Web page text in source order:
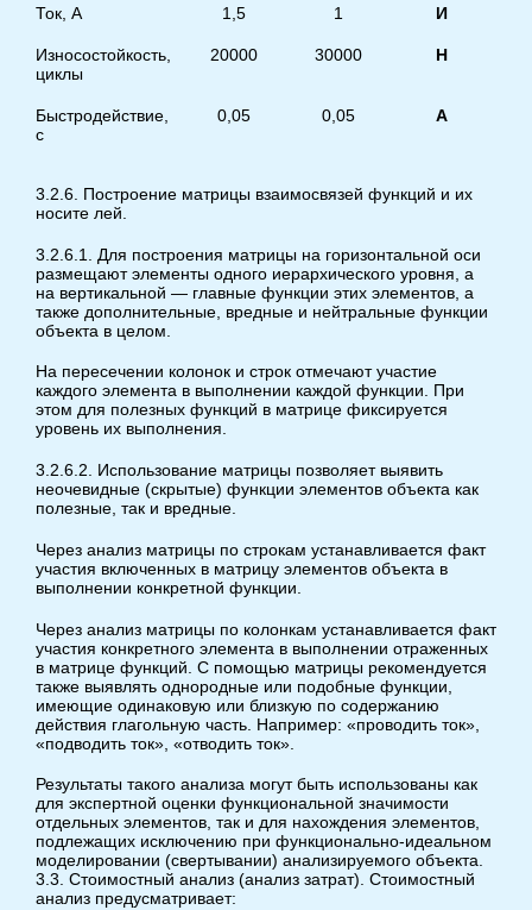
Ток, А 1,5 1 И
Износостойкость,
циклы
20000 30000 Н
Быстродействие,
с
0,05 0,05 А
3.2.6. Построение матрицы взаимосвязей функций и их
носите лей.
3.2.6.1. Для построения матрицы на горизонтальной оси
размещают элементы одного иерархического уровня, а
на вертикальной — главные функции этих элементов, а
также дополнительные, вредные и нейтральные функции
объекта в целом.
На пересечении колонок и строк отмечают участие
каждого элемента в выполнении каждой функции. При
этом для полезных функций в матрице фиксируется
уровень их выполнения.
3.2.6.2. Использование матрицы позволяет выявить
неочевидные (скрытые) функции элементов объекта как
полезные, так и вредные.
Через анализ матрицы по строкам устанавливается факт
участия включенных в матрицу элементов объекта в
выполнении конкретной функции.
Через анализ матрицы по колонкам устанавливается факт
участия конкретного элемента в выполнении отраженных
в матрице функций. С помощью матрицы рекомендуется
также выявлять однородные или подобные функции,
имеющие одинаковую или близкую по содержанию
действия глагольную часть. Например: «проводить ток»,
«подводить ток», «отводить ток».
Результаты такого анализа могут быть использованы как
для экспертной оценки функциональной значимости
отдельных элементов, так и для нахождения элементов,
подлежащих исключению при функционально-идеальном
моделировании (свертывании) анализируемого объекта.
3.3. Стоимостный анализ (анализ затрат). Стоимостный
анализ предусматривает: